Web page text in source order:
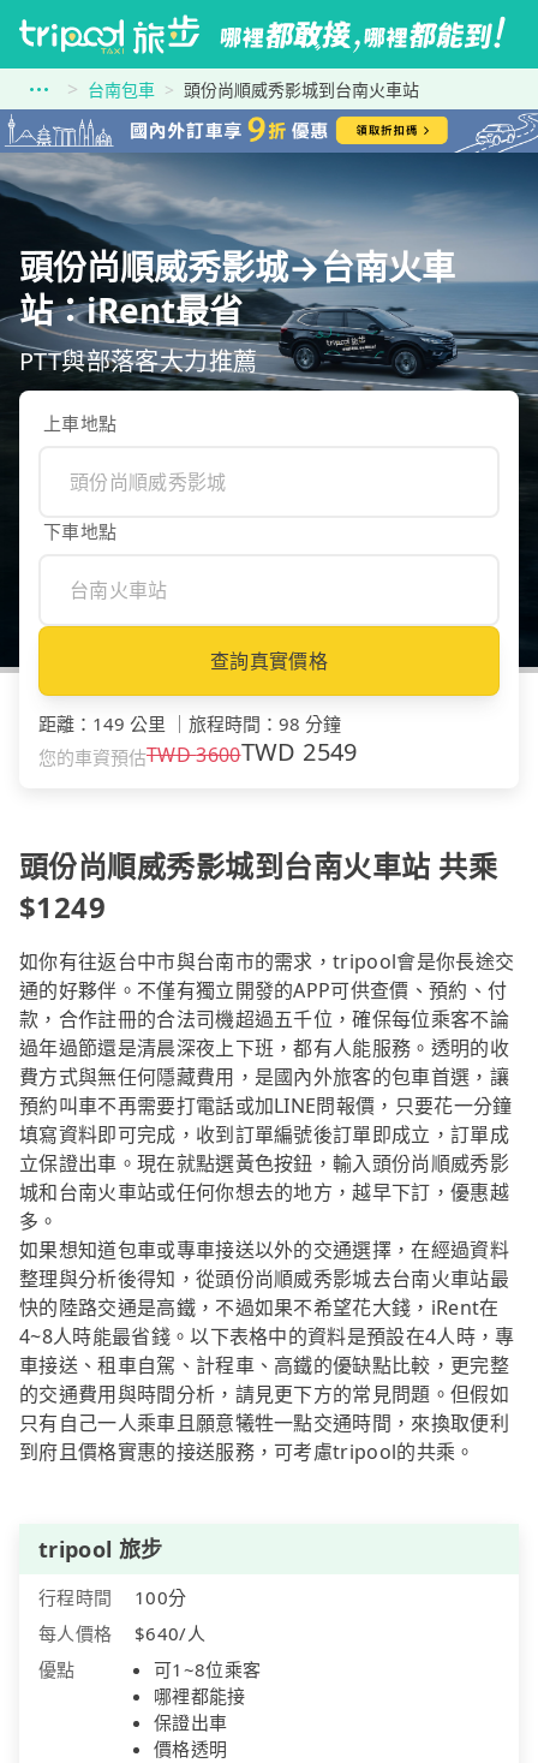
台南包車 頭份尚順威秀影城到台南火車站
頭份尚順威秀影城→台南火車
站：iRent最省
PTT與部落客大力推薦
上車地點
下車地點
查詢真實價格
距離 ： 149 公里 旅程時間 ： 98 分鐘
您的車資預估TWD3600TWD 2549
頭份尚順威秀影城到台南火車站 共乘
$1249
如你有往返台中市與台南市的需求，tripool會是你長途交
通的好夥伴。不僅有獨立開發的APP可供查價、預約、付
款，合作註冊的合法司機超過五千位，確保每位乘客不論
過年過節還是清晨深夜上下班，都有人能服務。透明的收
費方式與無任何隱藏費用，是國內外旅客的包車首選，讓
預約叫車不再需要打電話或加LINE問報價，只要花一分鐘
填寫資料即可完成，收到訂單編號後訂單即成立，訂單成
立保證出車。現在就點選黃色按鈕，輸入頭份尚順威秀影
城和台南火車站或任何你想去的地方，越早下訂，優惠越
多。
如果想知道包車或專車接送以外的交通選擇，在經過資料
整理與分析後得知，從頭份尚順威秀影城去台南火車站最
快的陸路交通是高鐵，不過如果不希望花大錢，iRent在
4~8人時能最省錢。以下表格中的資料是預設在4人時，專
車接送、租車自駕、計程車、高鐵的優缺點比較，更完整
的交通費用與時間分析，請見更下方的常見問題。但假如
只有自己一人乘車且願意犧牲一點交通時間，來換取便利
到府且價格實惠的接送服務，可考慮tripool的共乘。
tripool 旅步
行程時間
100分
每人價格
$640/人
優點
可1~8位乘客
哪裡都能接
保證出車
價格透明